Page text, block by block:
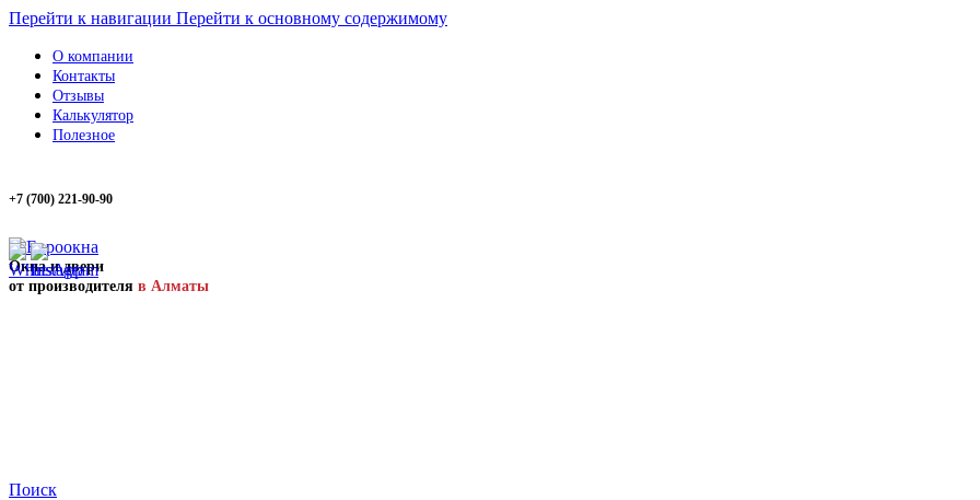
Перейти к навигации Перейти к основному содержимому
О компании
Контакты
Отзывы
Калькулятор
Полезное
+7 (700) 221-90-90
Окна и двери
от производителя в Алматы
Поиск